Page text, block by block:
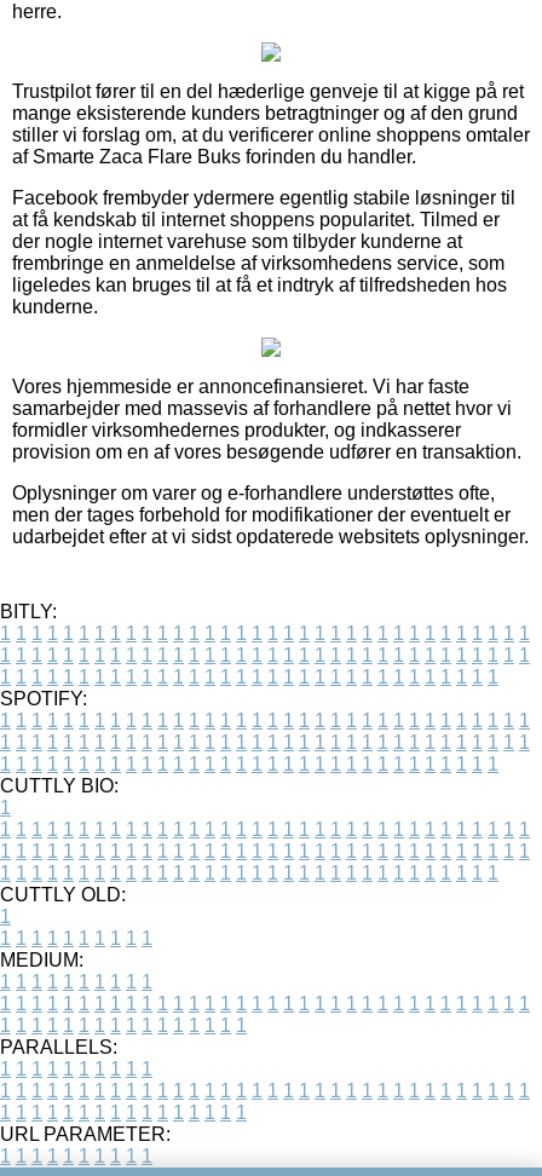
herre.
Trustpilot fører til en del hæderlige genveje til at kigge på ret
mange eksisterende kunders betragtninger og af den grund
stiller vi forslag om, at du verificerer online shoppens omtaler
af Smarte Zaca Flare Buks forinden du handler.
Facebook frembyder ydermere egentlig stabile løsninger til
at få kendskab til internet shoppens popularitet. Tilmed er
der nogle internet varehuse som tilbyder kunderne at
frembringe en anmeldelse af virksomhedens service, som
ligeledes kan bruges til at få et indtryk af tilfredsheden hos
kunderne.
Vores hjemmeside er annoncefinansieret. Vi har faste
samarbejder med massevis af forhandlere på nettet hvor vi
formidler virksomhedernes produkter, og indkasserer
provision om en af vores besøgende udfører en transaktion.
Oplysninger om varer og e-forhandlere understøttes ofte,
men der tages forbehold for modifikationer der eventuelt er
udarbejdet efter at vi sidst opdaterede websitets oplysninger.
BITLY:
1 1 1 1 1 1 1 1 1 1 1 1 1 1 1 1 1 1 1 1 1 1 1 1 1 1 1 1 1 1 1 1 1 1
1 1 1 1 1 1 1 1 1 1 1 1 1 1 1 1 1 1 1 1 1 1 1 1 1 1 1 1 1 1 1 1 1 1
1 1 1 1 1 1 1 1 1 1 1 1 1 1 1 1 1 1 1 1 1 1 1 1 1 1 1 1 1 1 1 1
SPOTIFY:
1 1 1 1 1 1 1 1 1 1 1 1 1 1 1 1 1 1 1 1 1 1 1 1 1 1 1 1 1 1 1 1 1 1
1 1 1 1 1 1 1 1 1 1 1 1 1 1 1 1 1 1 1 1 1 1 1 1 1 1 1 1 1 1 1 1 1 1
1 1 1 1 1 1 1 1 1 1 1 1 1 1 1 1 1 1 1 1 1 1 1 1 1 1 1 1 1 1 1 1
CUTTLY BIO:
1
1 1 1 1 1 1 1 1 1 1 1 1 1 1 1 1 1 1 1 1 1 1 1 1 1 1 1 1 1 1 1 1 1 1
1 1 1 1 1 1 1 1 1 1 1 1 1 1 1 1 1 1 1 1 1 1 1 1 1 1 1 1 1 1 1 1 1 1
1 1 1 1 1 1 1 1 1 1 1 1 1 1 1 1 1 1 1 1 1 1 1 1 1 1 1 1 1 1 1 1
CUTTLY OLD:
1
1 1 1 1 1 1 1 1 1 1
MEDIUM:
1 1 1 1 1 1 1 1 1 1
1 1 1 1 1 1 1 1 1 1 1 1 1 1 1 1 1 1 1 1 1 1 1 1 1 1 1 1 1 1 1 1 1 1
1 1 1 1 1 1 1 1 1 1 1 1 1 1 1 1
PARALLELS:
1 1 1 1 1 1 1 1 1 1
1 1 1 1 1 1 1 1 1 1 1 1 1 1 1 1 1 1 1 1 1 1 1 1 1 1 1 1 1 1 1 1 1 1
1 1 1 1 1 1 1 1 1 1 1 1 1 1 1 1
URL PARAMETER:
1 1 1 1 1 1 1 1 1 1